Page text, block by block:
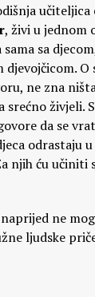
učiteljica
, živi u jednom
sa
djevojčicom.
ne zna
srećno živjeli.
da se
odrastaju
njih ću učiniti
ne
ljudske